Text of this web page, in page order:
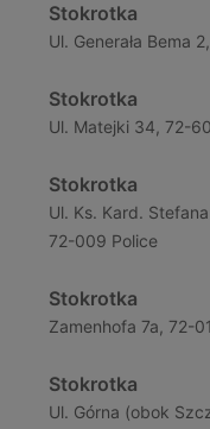
Stokrotka
Ul. Generała Bema
Stokrotka
Ul. Matejki 34, 72-
Stokrotka
Ul. Ks. Kard.
72-009 Police
Stokrotka
Zamenhofa 7a, 72-
Stokrotka
Ul. Górna (obok